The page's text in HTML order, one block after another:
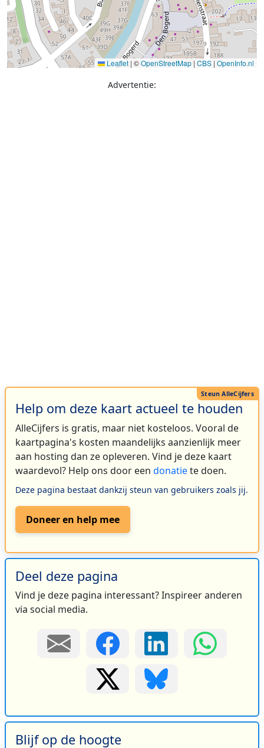
Leaflet | ©OpenStreetMap | CBS | OpenInfo.nl
Advertentie:
Help om deze kaart actueel te houden
AlleCijfers is gratis, maar niet kosteloos. Vooral de
kaartpagina's kosten maandelijks aanzienlijk meer
aan hosting dan ze opleveren. Vind je deze kaart
waardevol? Help ons door een donatiete doen.
Deze pagina bestaat dankzij steun van gebruikers zoals jij.
Doneer en help mee
Deel deze pagina
Vind je deze pagina interessant? Inspireer anderen
via social media.
Blijf op de hoogte